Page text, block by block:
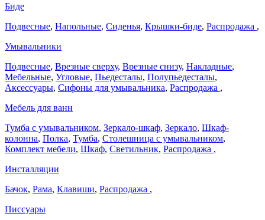
Биде
Подвесные, Напольные, Сиденья, Крышки-биде, Распродажа ,
Умывальники
Подвесные, Врезные сверху, Врезные снизу, Накладные,
Мебельные, Угловые, Пьедесталы, Полупьедесталы,
Аксессуары, Сифоны для умывальника, Распродажа ,
Мебель для ванн
Тумба с умывальником, Зеркало-шкаф, Зеркало, Шкаф-
колонна, Полка, Тумба, Столешница с умывальником,
Комплект мебели, Шкаф, Светильник, Распродажа ,
Инсталляции
Бачок, Рама, Клавиши, Распродажа ,
Писсуары